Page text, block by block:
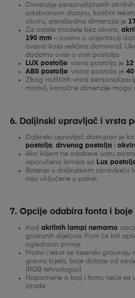
Dimenzije personaliziranih
odabranom dizajnu, količini
okviru, standardna dimenzija je
Za ostale modele bez okvira,
190 mm – ovisno o orijentaciji
ovisno koja veličina dominira).
dodatno ovisi o vrsti postolja:
LUX postolje: visina postolja je
ABS postolje: visina postolja je
Zbog različitih vrsta
motivi), konačne dimenzije mogu
6. Daljinski upravljač i vrsta
Daljinski upravljač dostupan je
postolja,drvenog postolja i
Ako klijent ne odabere vrstu
isporučena lampa sa Lux
Baterije u daljinjskom upravljaču
nisu uključene u paket.
7. Opcije odabira fonta i boje
Kodakrilnih lampi nemamo
grairanih dijelova. Font će biti
oglednom primje
Motivi i tekst se laserski graviraju
gravra bijela, boje dolaze od
(RGB tehnologija)
Napomene o boji i fontu neće se
izrade